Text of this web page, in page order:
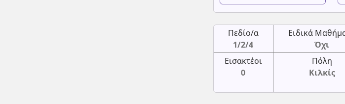
Πεδίο/α
1/2/4
Ειδικά
Όχι
Εισακτέοι
0
Πόλη
Κιλκίς